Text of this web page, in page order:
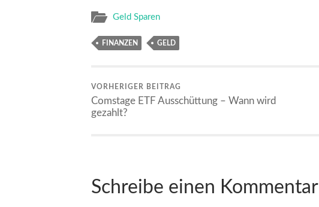
Geld Sparen
FINANZEN GELD
VORHERIGER BEITRAG
Comstage ETF Ausschüttung – Wann wird
gezahlt?
Schreibe einen Kommentar